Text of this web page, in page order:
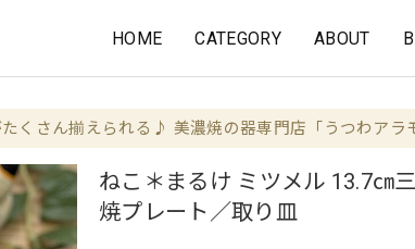
HOME CATEGORY ABOUT
くさん揃えられる♪ 美濃焼の器専門店「うつわアラ
ねこ＊まるけ ミツメル 13.7㎝
焼プレート／取り皿